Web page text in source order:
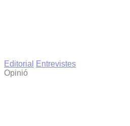
Editorial
Entrevistes
Opinió